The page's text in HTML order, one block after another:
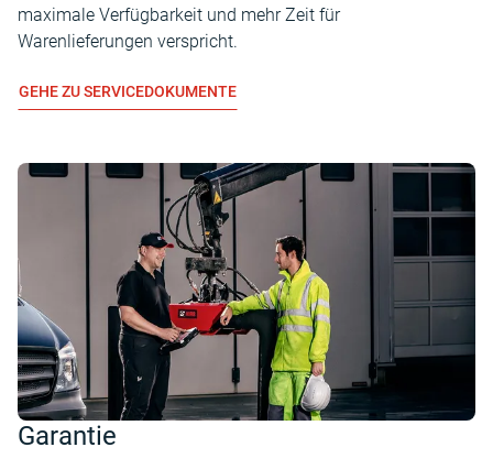
maximale Verfügbarkeit und mehr Zeit für
Warenlieferungen verspricht.
GEHE ZU SERVICEDOKUMENTE
Garantie